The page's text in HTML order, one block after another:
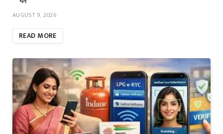
AUGUST 9, 2026
READ MORE